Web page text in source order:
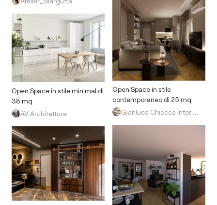
Open Space in stile minimal di
38 mq
AV Architettura
Open Space in stile
contemporaneo di 25 mq